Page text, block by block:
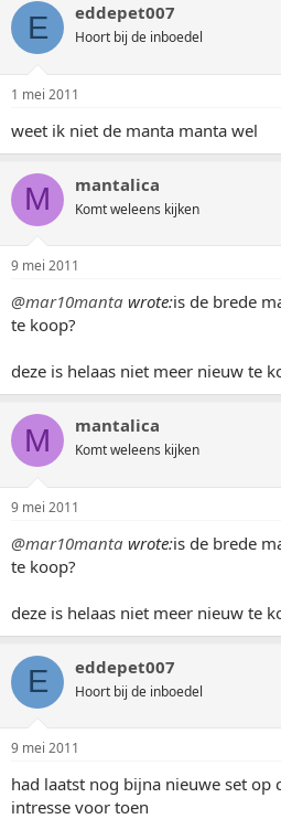
E eddepet007
Hoort bij de inboedel
1 mei 2011
weet ik niet de manta manta wel
M mantalica
Komt weleens kijken
9 mei 2011
@mar10manta wrote:is de brede
te koop?
deze is helaas niet meer nieuw te
M mantalica
Komt weleens kijken
9 mei 2011
@mar10manta wrote:is de brede
te koop?
deze is helaas niet meer nieuw te
E eddepet007
Hoort bij de inboedel
9 mei 2011
had laatst nog bijna nieuwe set op
intresse voor toen